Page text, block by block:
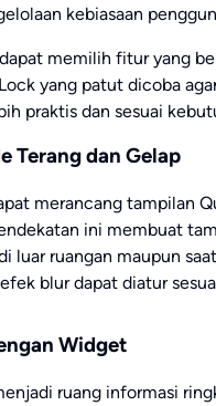
kebiasaan
memilih fitur yang
yang patut dicoba
praktis dan sesuai
Terang dan Gelap
merancang tampilan
ini membuat
luar ruangan maupun
blur dapat diatur
Widget
ruang informasi